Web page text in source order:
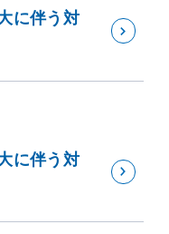
に伴う対
に伴う対